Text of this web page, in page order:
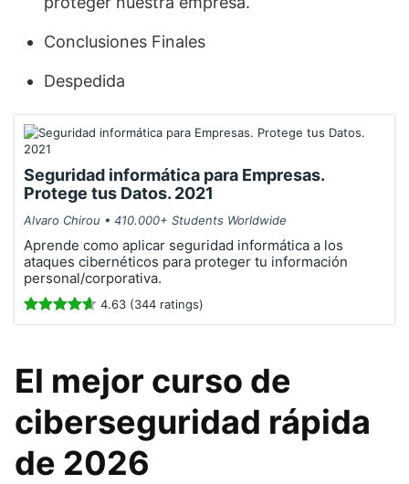
Conclusiones Finales
Despedida
Seguridad informática para Empresas.
Protege tus Datos. 2021
Alvaro Chirou • 410.000+ Students Worldwide
Aprende como aplicar seguridad informática a los
ataques cibernéticos para proteger tu información
personal/corporativa.
4.63 (344 ratings)
El mejor curso de
ciberseguridad rápida
de 2026